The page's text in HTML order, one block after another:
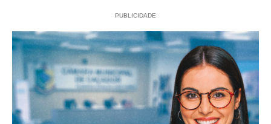
PUBLICIDADE